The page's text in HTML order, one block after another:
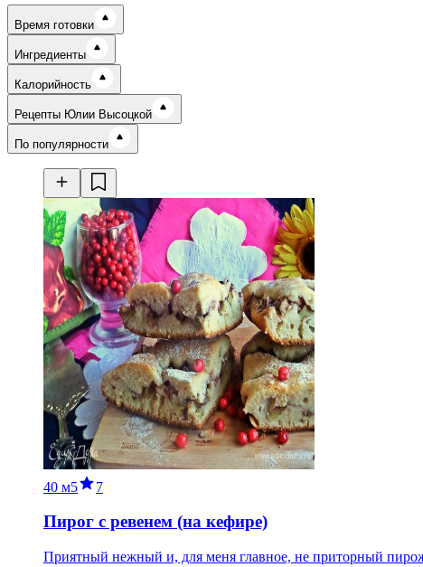
Время готовки
Ингредиенты
Калорийность
Рецепты Юлии Высоцкой
По популярности
40 м5 7
Пирог с ревенем (на кефире)
Приятный нежный и, для меня главное, не приторный